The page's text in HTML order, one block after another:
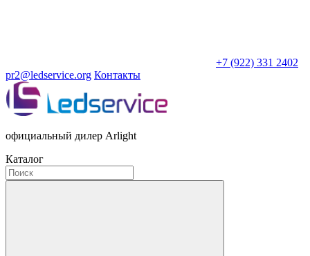
+7 (922) 331 2402
pr2@ledservice.org Контакты
официальный дилер Arlight
Каталог